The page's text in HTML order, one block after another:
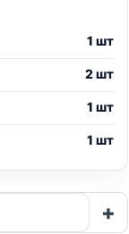
1 шт
2 шт
1 шт
1 шт
+